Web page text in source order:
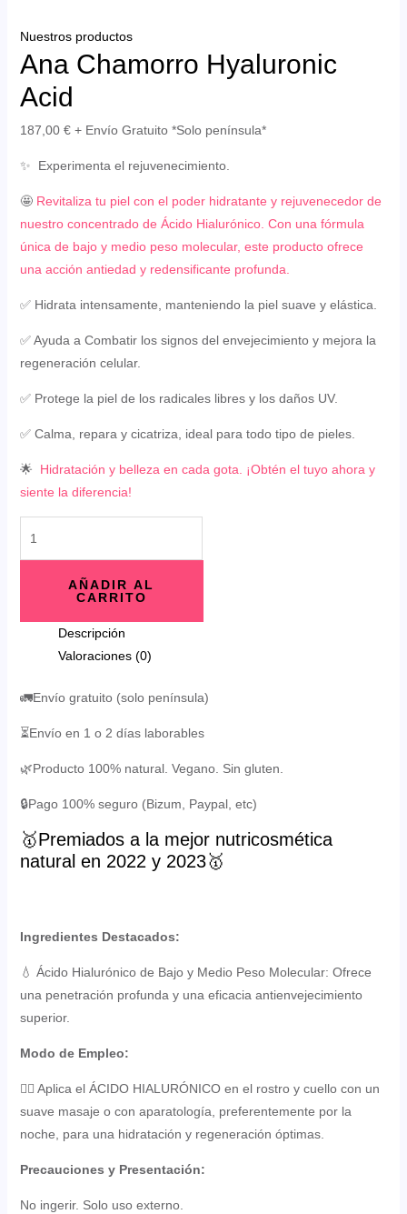
Nuestros productos
Ana Chamorro Hyaluronic
Acid
187,00 € + Envío Gratuito *Solo península*
✨ Experimenta el rejuvenecimiento.
🤩 Revitaliza tu piel con el poder hidratante y rejuvenecedor de
nuestro concentrado de Ácido Hialurónico. Con una fórmula
única de bajo y medio peso molecular, este producto ofrece
una acción antiedad y redensificante profunda.
✅ Hidrata intensamente, manteniendo la piel suave y elástica.
✅ Ayuda a Combatir los signos del envejecimiento y mejora la
regeneración celular.
✅ Protege la piel de los radicales libres y los daños UV.
✅ Calma, repara y cicatriza, ideal para todo tipo de pieles.
🌟
Hidratación y belleza en cada gota. ¡Obtén el tuyo ahora y
siente la diferencia!
AÑADIR AL
CARRITO
Descripción
Valoraciones (0)
🚛Envío gratuito (solo península)
⏳Envío en 1 o 2 días laborables
🌿Producto 100% natural. Vegano. Sin gluten.
🔒Pago 100% seguro (Bizum, Paypal, etc)
🥇Premiados a la mejor nutricosmética
natural en 2022 y 2023🥇
Ingredientes Destacados:
💧 Ácido Hialurónico de Bajo y Medio Peso Molecular: Ofrece
una penetración profunda y una eficacia antienvejecimiento
superior.
Modo de Empleo:
💆‍♀️ Aplica el ÁCIDO HIALURÓNICO en el rostro y cuello con un
suave masaje o con aparatología, preferentemente por la
noche, para una hidratación y regeneración óptimas.
Precauciones y Presentación:
No ingerir. Solo uso externo.